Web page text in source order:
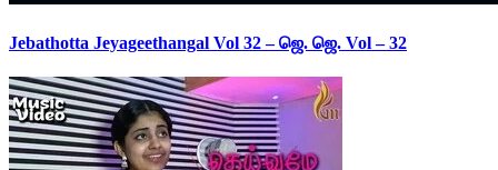
Jebathotta Jeyageethangal Vol 32 – ஜெ. ஜெ. Vol – 32